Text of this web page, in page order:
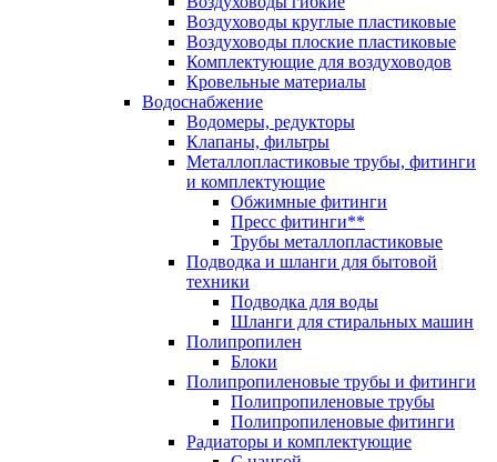
Воздуховоды круглые пластиковые
Воздуховоды плоские пластиковые
Комплектующие для воздуховодов
Кровельные материалы
Водоснабжение
Водомеры, редукторы
Клапаны, фильтры
Металлопластиковые трубы, фитинги
и комплектующие
Обжимные фитинги
Пресс фитинги**
Трубы металлопластиковые
Подводка и шланги для бытовой
техники
Подводка для воды
Шланги для стиральных машин
Полипропилен
Блоки
Полипропиленовые трубы и фитинги
Полипропиленовые трубы
Полипропиленовые фитинги
Радиаторы и комплектующие